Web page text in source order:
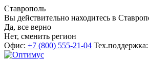
Ставрополь
Вы действительно находитесь в
Да, все верно
Нет, сменить регион
Офис: +7 (800) 555-21-04